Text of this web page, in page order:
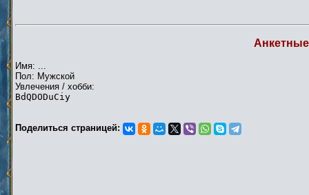
Имя: ...
Пол: Мужской
Увлечения / хобби:
BdQDODuCiy
Поделиться страницей: